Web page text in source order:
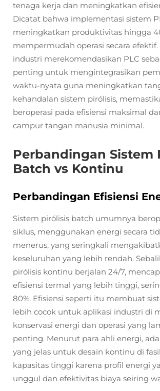
tenaga kerja dan meningkatkan
Dicatat bahwa implementasi sistem
meningkatkan produktivitas hingga
mempermudah operasi secara efektif.
industri merekomendasikan PLC
penting untuk mengintegrasikan
waktu-nyata guna meningkatkan
kehandalan sistem pirólisis,
beroperasi pada efisiensi maksimal
campur tangan manusia minimal.
Perbandingan Sistem
Batch vs Kontinu
Perbandingan Efisiensi
Sistem pirólisis batch umumnya
siklus, menggunakan energi secara
menerus, yang seringkali
keseluruhan yang lebih rendah.
pirólisis kontinu berjalan 24/7,
efisiensi termal yang lebih tinggi,
80%. Efisiensi seperti itu membuat
lebih cocok untuk aplikasi industri di
konservasi energi dan operasi yang
penting. Menurut para ahli energi,
yang jelas untuk desain kontinu di
kapasitas tinggi karena profil energi
unggul dan efektivitas biaya seiring